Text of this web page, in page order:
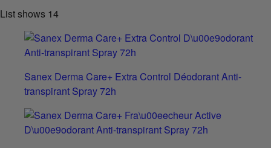
List shows 14
Sanex Derma Care+ Extra Control Déodorant Anti-
transpirant Spray 72h